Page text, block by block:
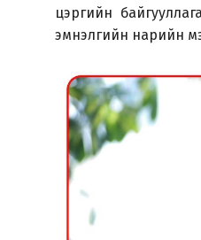
цэргийн
эмнэлгийн нарийн